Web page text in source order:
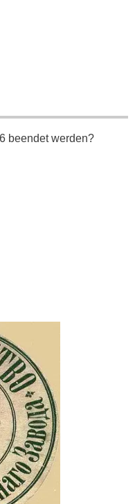
beendet werden?